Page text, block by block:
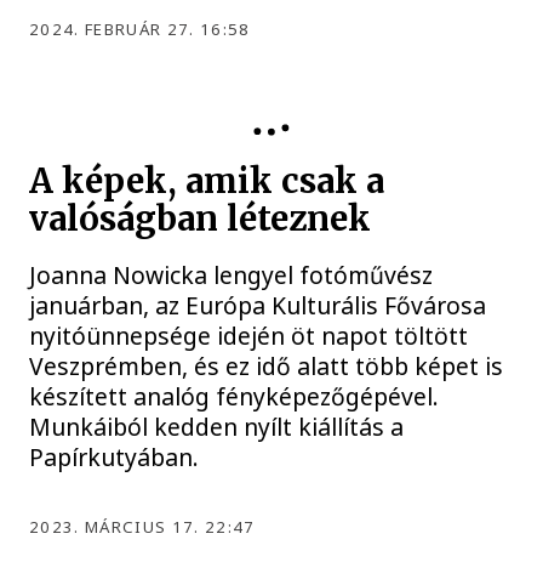
2024. FEBRUÁR 27. 16:58
A képek, amik csak a
valóságban léteznek
Joanna Nowicka lengyel fotóművész
januárban, az Európa Kulturális Fővárosa
nyitóünnepsége idején öt napot töltött
Veszprémben, és ez idő alatt több képet is
készített analóg fényképezőgépével.
Munkáiból kedden nyílt kiállítás a
Papírkutyában.
2023. MÁRCIUS 17. 22:47